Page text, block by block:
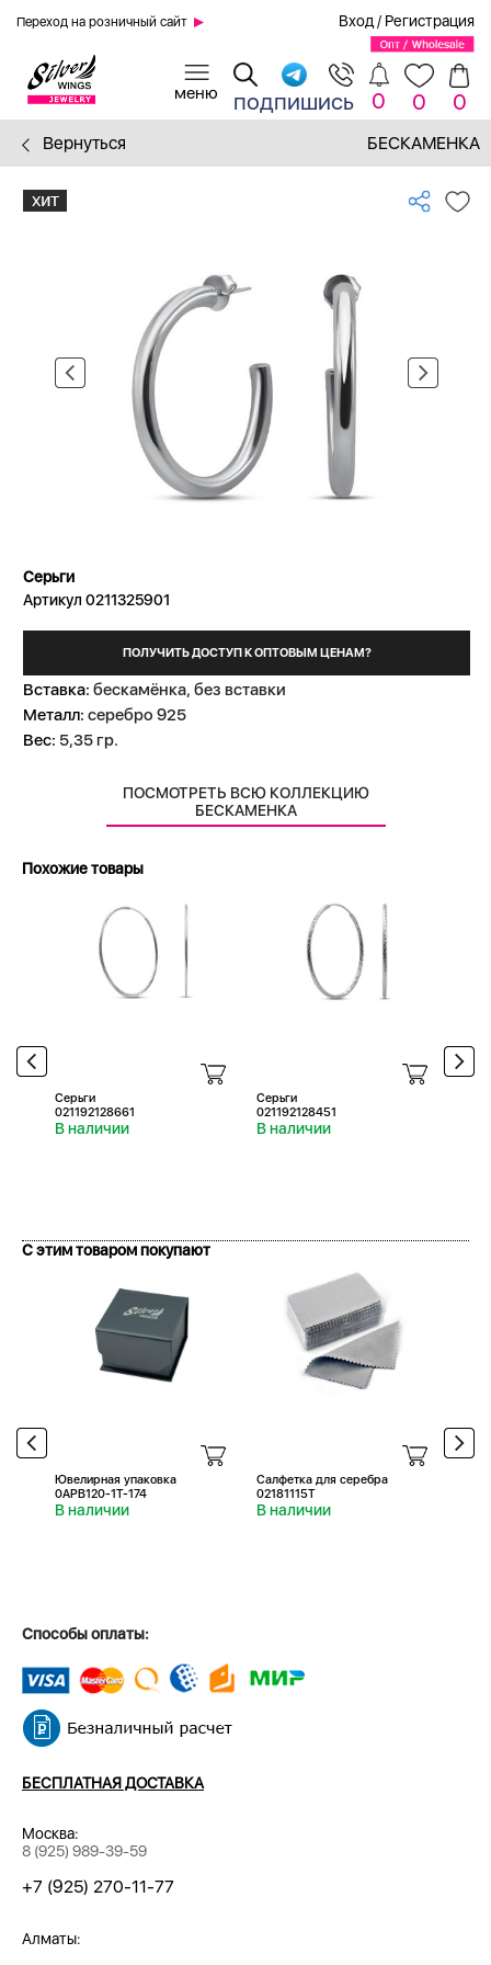
Переход на розничный сайт Вход / Регистрация
подпишись 0 0 0
Вернуться БЕСКАМЕНКА
Серьги
Артикул 0211325901
ПОЛУЧИТЬ ДОСТУП К ОПТОВЫМ ЦЕНАМ?
Вставка: бескамёнка, без вставки
Металл: серебро 925
Вес: 5,35 гр.
ПОСМОТРЕТЬ ВСЮ КОЛЛЕКЦИЮ
БЕСКАМЕНКА
Похожие товары
Серьги
021192128661
В наличии
Серьги
021192128451
В наличии
С этим товаром покупают
Ювелирная упаковка
0APB120-1T-174
В наличии
Салфетка для серебра
02181115T
В наличии
Способы оплаты:
БЕСПЛАТНАЯ ДОСТАВКА
Москва:
8 (925) 989-39-59
+7 (925) 270-11-77
Алматы: